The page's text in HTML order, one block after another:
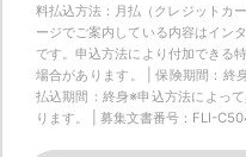
料払込方法：月払（クレジットカ
ージでご案内している内容はイン
です。申込方法により付加できる
場合があります。 | 保険期間：終
払込期間：終身※申込方法によっ
ります。 | 募集文書番号：FLI-